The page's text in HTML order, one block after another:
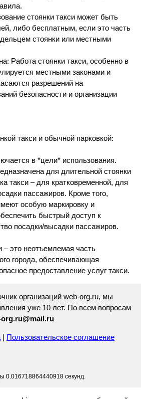
стоянки такси может быть
либо бесплатным, если это часть
стоянки или местными
Работа стоянки такси, особенно в
местными законами и
разрешений на
безопасности и организации
такси и обычной парковкой:
в *цели* использования.
для длительной стоянки
такси – для кратковременной, для
пассажиров. Кроме того,
особую маркировку и
быстрый доступ к
посадки/высадки пассажиров.
– это неотъемлемая часть
города, обеспечивающая
предоставление услуг такси.
организаций web-org.ru, мы
уже 10 лет. По всем вопросам
| Пользовательское соглашение
0.016718864440918 секунд.